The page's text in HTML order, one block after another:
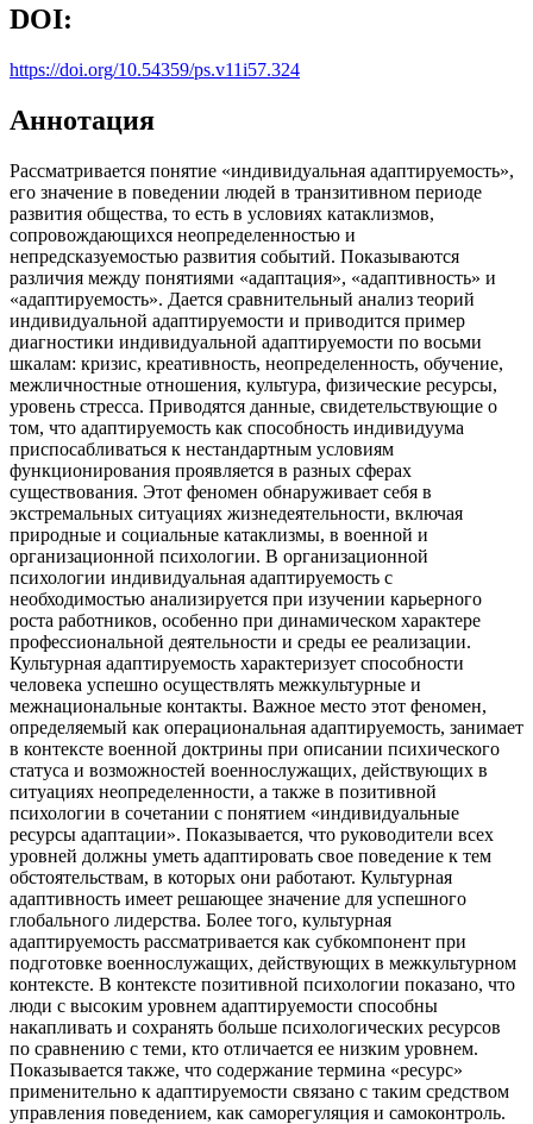
DOI:
https://doi.org/10.54359/ps.v11i57.324
Аннотация
Рассматривается понятие «индивидуальная адаптируемость»,
его значение в поведении людей в транзитивном периоде
развития общества, то есть в условиях катаклизмов,
сопровождающихся неопределенностью и
непредсказуемостью развития событий. Показываются
различия между понятиями «адаптация», «адаптивность» и
«адаптируемость». Дается сравнительный анализ теорий
индивидуальной адаптируемости и приводится пример
диагностики индивидуальной адаптируемости по восьми
шкалам: кризис, креативность, неопределенность, обучение,
межличностные отношения, культура, физические ресурсы,
уровень стресса. Приводятся данные, свидетельствующие о
том, что адаптируемость как способность индивидуума
приспосабливаться к нестандартным условиям
функционирования проявляется в разных сферах
существования. Этот феномен обнаруживает себя в
экстремальных ситуациях жизнедеятельности, включая
природные и социальные катаклизмы, в военной и
организационной психологии. В организационной
психологии индивидуальная адаптируемость с
необходимостью анализируется при изучении карьерного
роста работников, особенно при динамическом характере
профессиональной деятельности и среды ее реализации.
Культурная адаптируемость характеризует способности
человека успешно осуществлять межкультурные и
межнациональные контакты. Важное место этот феномен,
определяемый как операциональная адаптируемость, занимает
в контексте военной доктрины при описании психического
статуса и возможностей военнослужащих, действующих в
ситуациях неопределенности, а также в позитивной
психологии в сочетании с понятием «индивидуальные
ресурсы адаптации». Показывается, что руководители всех
уровней должны уметь адаптировать свое поведение к тем
обстоятельствам, в которых они работают. Культурная
адаптивность имеет решающее значение для успешного
глобального лидерства. Более того, культурная
адаптируемость рассматривается как субкомпонент при
подготовке военнослужащих, действующих в межкультурном
контексте. В контексте позитивной психологии показано, что
люди с высоким уровнем адаптируемости способны
накапливать и сохранять больше психологических ресурсов
по сравнению с теми, кто отличается ее низким уровнем.
Показывается также, что содержание термина «ресурс»
применительно к адаптируемости связано с таким средством
управления поведением, как саморегуляция и самоконтроль.